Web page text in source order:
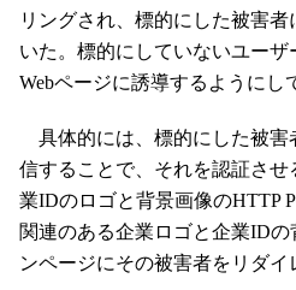
リングされ、標的にした被害
いた。標的にしていないユー
Webページに誘導するようにし
具体的には、標的にした被害
信することで、それを認証さ
業IDのロゴと背景画像のHTTP
関連のある企業ロゴと企業IDの
ンページにその被害者をリダイ